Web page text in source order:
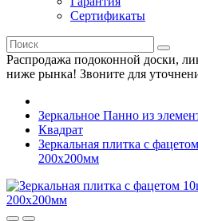
Сертификаты
Распродажа подоконной доски,
ниже рынка! Звоните для
Зеркальное Панно из
Квадрат
Зеркальная плитка с
200х200мм